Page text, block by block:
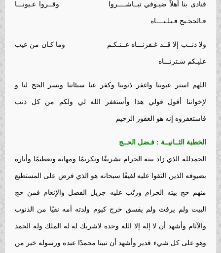
فنادى بنا أهلاً ضيـوفي تبــاشــــروا وقــروا عـيونـــا
فـالحجـيج قـبلـنــــاه
ولا ذنــب إلا قــد غـفرنـــاه عــنـكـم وما كـان من عيب
عليـكم سـترنـــاه
اللهم استر عيوبنا واغفر ذنوبنا وكفر عنا سيئاتنا ويسر الحج لنا و
لإخواننا أقول قولي هذا وأستغفر الله لي ولكم من كل ذنب
فاستغفروه إنه هو الغفور الرحيم
الخطبة الثــانيــة : فـضل الحــج
الحمدلله الذي زاد بيته الحرام تشريفًا وتكريمًا ومهابة وتعظيمًا وأناره
بضيوفه الذين التفوا عليه لفيفًا سبحانه هو الذي فرض على المستطيع
منهم حج بيته الحرام ورتّب عليه جزيل الفضل والإنعام فمن حج
البيت ولم يرفث ولم يفسق خرج كيوم ولدته أمه نقيًا من الذنوب
والآثام وأشهد أن لا إله إلا الله وحده لاشريك له له الملك وله الحمد
وهو على كل شيء قدير وأشهد أن نبينا محمدًا عبده ورسوله خير من